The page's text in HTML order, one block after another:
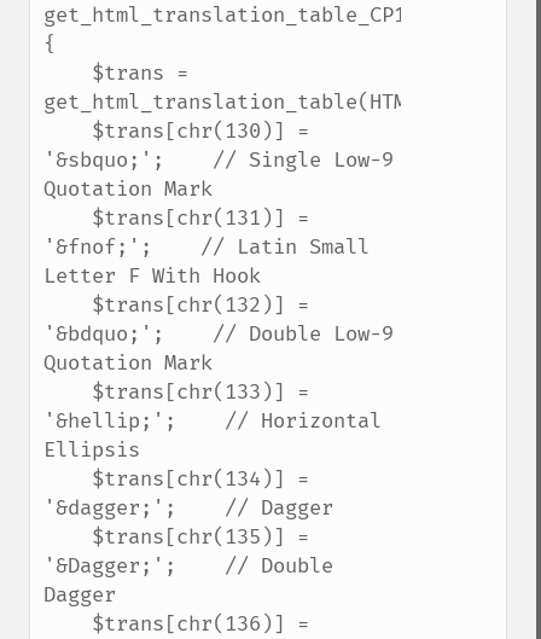
get_html_translation_table_CP1252()
{
'&sbquo;';    // Single Low-9
Quotation Mark
'&fnof;';    // Latin Small
Letter F With Hook
'&bdquo;';    // Double Low-9
Quotation Mark
'&hellip;';    // Horizontal
Ellipsis
'&dagger;';    // Dagger
'&Dagger;';    // Double
Dagger